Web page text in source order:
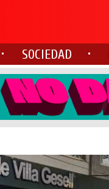
SOCIEDAD